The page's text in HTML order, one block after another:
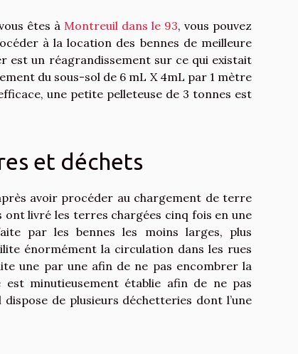
êtes àMontreuil dans le 93, vous pouvez
à la location des bennes de meilleure
est un réagrandissement sur ce qui existait
du sous-sol de 6 mL X 4mL par 1 mètre
une petite pelleteuse de 3 tonnes est
et déchets
avoir procéder au chargement de terre
ont livré les terres chargées cinq fois en une
par les bennes les moins larges, plus
énormément la circulation dans les rues
une par une afin de ne pas encombrer la
est minutieusement établie afin de ne pas
de plusieurs déchetteries dont l’une